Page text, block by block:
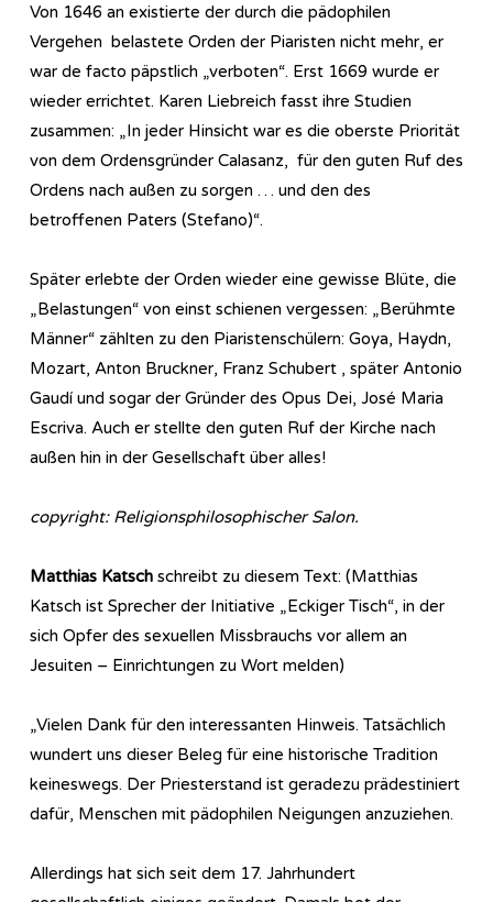
Von 1646 an existierte der durch die pädophilen
Vergehen belastete Orden der Piaristen nicht mehr, er
war de facto päpstlich „verboten“. Erst 1669 wurde er
wieder errichtet. Karen Liebreich fasst ihre Studien
zusammen: „In jeder Hinsicht war es die oberste Priorität
von dem Ordensgründer Calasanz, für den guten Ruf des
Ordens nach außen zu sorgen … und den des
betroffenen Paters (Stefano)“.
Später erlebte der Orden wieder eine gewisse Blüte, die
„Belastungen“ von einst schienen vergessen: „Berühmte
Männer“ zählten zu den Piaristenschülern: Goya, Haydn,
Mozart, Anton Bruckner, Franz Schubert , später Antonio
Gaudí und sogar der Gründer des Opus Dei, José Maria
Escriva. Auch er stellte den guten Ruf der Kirche nach
außen hin in der Gesellschaft über alles!
copyright: Religionsphilosophischer Salon.
Matthias Katsch schreibt zu diesem Text: (Matthias
Katsch ist Sprecher der Initiative „Eckiger Tisch“, in der
sich Opfer des sexuellen Missbrauchs vor allem an
Jesuiten – Einrichtungen zu Wort melden)
„Vielen Dank für den interessanten Hinweis. Tatsächlich
wundert uns dieser Beleg für eine historische Tradition
keineswegs. Der Priesterstand ist geradezu prädestiniert
dafür, Menschen mit pädophilen Neigungen anzuziehen.
Allerdings hat sich seit dem 17. Jahrhundert